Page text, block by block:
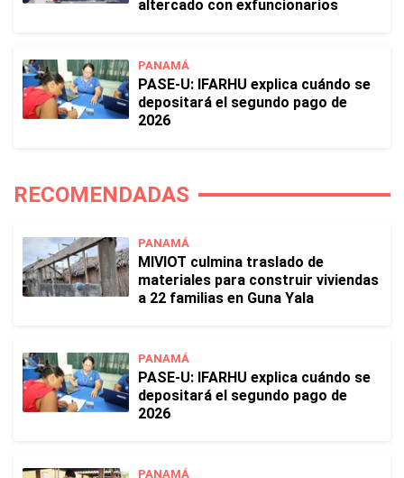
altercado con exfuncionarios
PANAMÁ
PASE-U: IFARHU explica cuándo se
depositará el segundo pago de
2026
RECOMENDADAS
PANAMÁ
MIVIOT culmina traslado de
materiales para construir viviendas
a 22 familias en Guna Yala
PANAMÁ
PASE-U: IFARHU explica cuándo se
depositará el segundo pago de
2026
PANAMÁ